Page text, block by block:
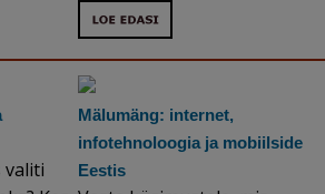
valiti
Mälumäng: internet,
infotehnoloogia ja mobiilside
Eestis